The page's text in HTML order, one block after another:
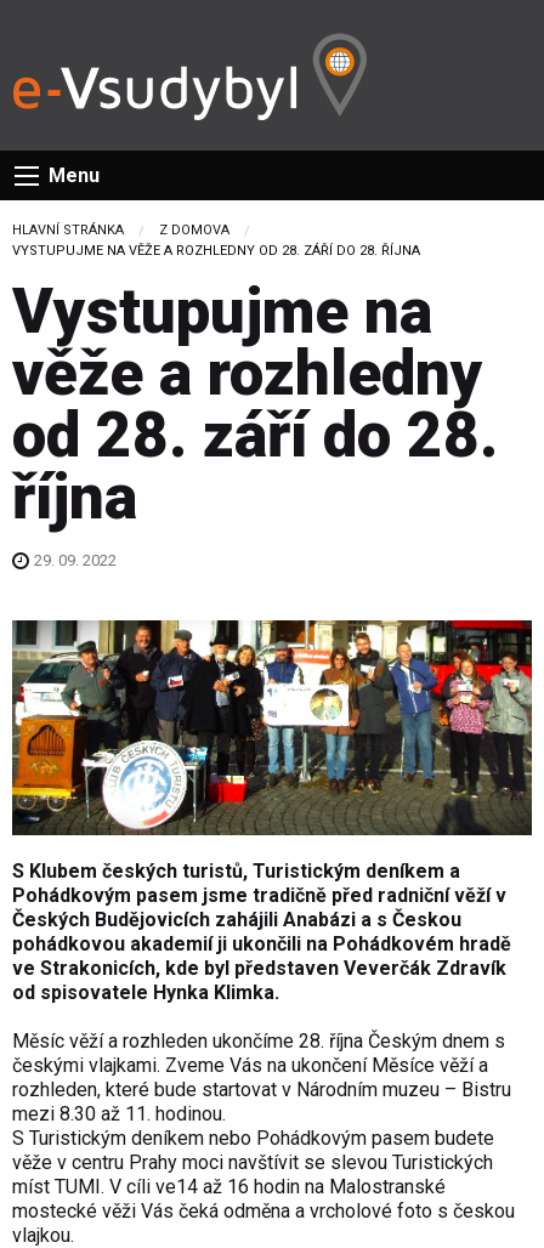
Menu
HLAVNÍ STRÁNKA
Z DOMOVA
CURRENT:
VYSTUPUJME NA VĚŽE A ROZHLEDNY OD 28. ZÁŘÍ DO 28. ŘÍJNA
Vystupujme na
věže a rozhledny
od 28. září do 28.
října
29. 09. 2022
S Klubem českých turistů, Turistickým deníkem a
Pohádkovým pasem jsme tradičně před radniční věží v
Českých Budějovicích zahájili Anabázi a s Českou
pohádkovou akademií ji ukončili na Pohádkovém hradě
ve Strakonicích, kde byl představen Veverčák Zdravík
od spisovatele Hynka Klimka.
Měsíc věží a rozhleden ukončíme 28. října Českým dnem s
českými vlajkami. Zveme Vás na ukončení Měsíce věží a
rozhleden, které bude startovat v Národním muzeu – Bistru
mezi 8.30 až 11. hodinou.
S Turistickým deníkem nebo Pohádkovým pasem budete
věže v centru Prahy moci navštívit se slevou Turistických
míst TUMI. V cíli ve14 až 16 hodin na Malostranské
mostecké věži Vás čeká odměna a vrcholové foto s českou
vlajkou.